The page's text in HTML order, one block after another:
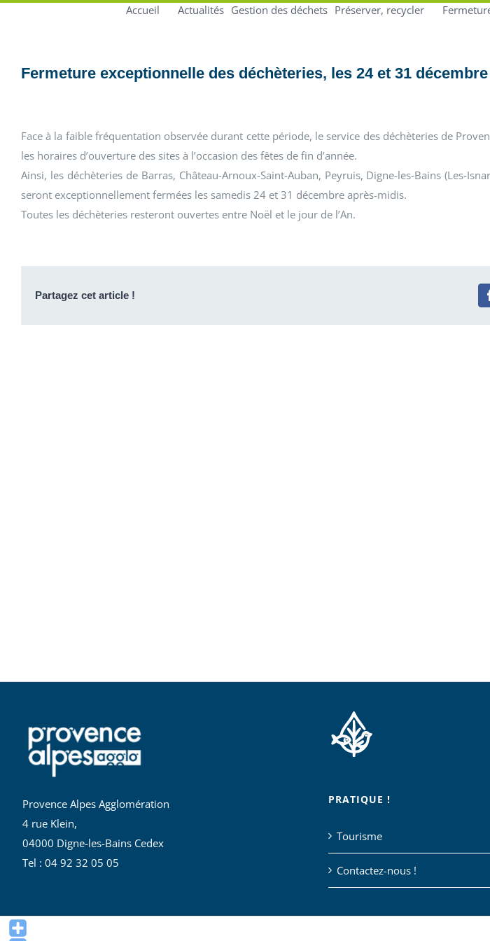
Accueil Actualités Gestion des déchets Préserver, recycler
Fermeture exceptionnelle des déchèteries, les 24 et 31
Face à la faible fréquentation observée durant cette période, le service des déchèteries de
les horaires d’ouverture des sites à l’occasion des fêtes de fin d’année.
Ainsi, les déchèteries de Barras, Château-Arnoux-Saint-Auban, Peyruis, Digne-les-Bains (Les-
seront exceptionnellement fermées les samedis 24 et 31 décembre après-midis.
Toutes les déchèteries resteront ouvertes entre Noël et le jour de l’An.
Partagez cet article !
Provence Alpes Agglomération
4 rue Klein,
04000 Digne-les-Bains Cedex
Tel : 04 92 32 05 05
PRATIQUE !
Tourisme
Contactez-nous !